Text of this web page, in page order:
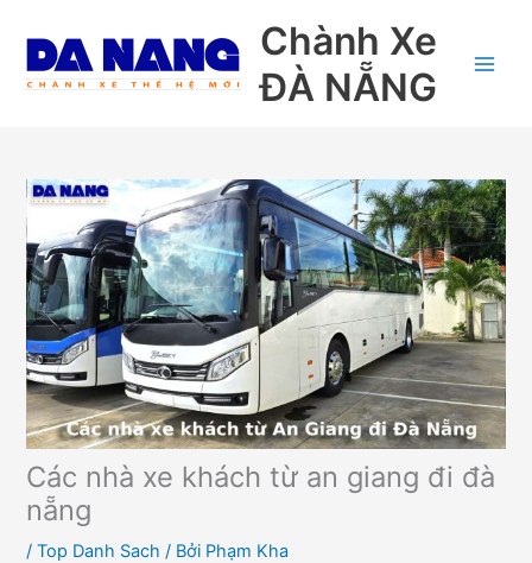
Chành Xe
ĐÀ NẴNG
Các nhà xe khách từ an giang đi đà
nẵng
/Top Danh Sach / Bởi Phạm Kha